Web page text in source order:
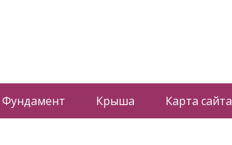
Фундамент Крыша Карта сайта